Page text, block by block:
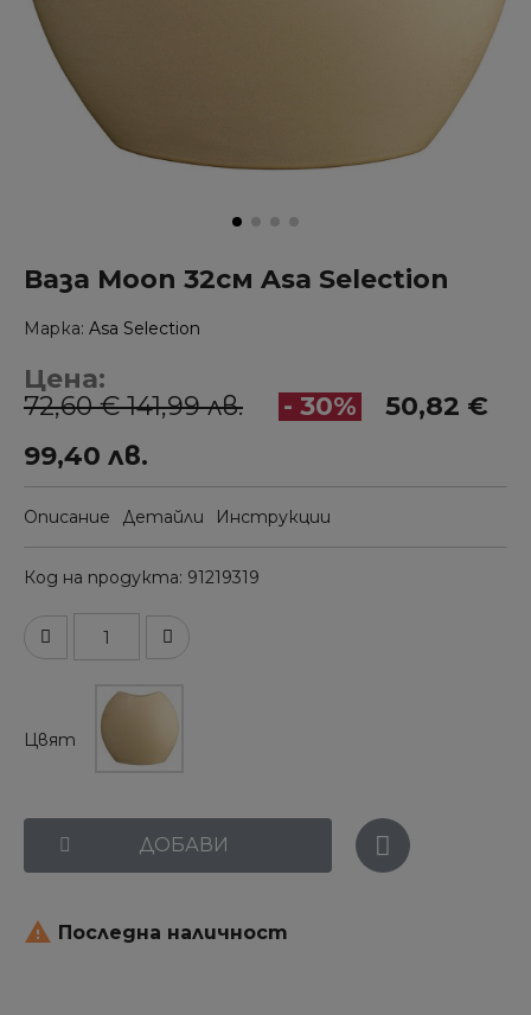
Ваза Moon 32см Asa Selection
Марка Asa Selection
Цена:
72,60 € 141,99 лв.
- 30%
50,82 €
99,40 лв.
Описание Детайли Инструкции
Код на продукта 91219319
Цвят
ДОБАВИ
 Последна наличност